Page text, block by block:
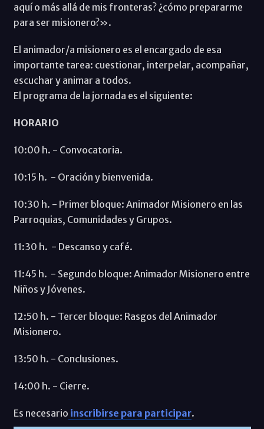
aquí o más allá de mis fronteras? ¿cómo prepararme
para ser misionero?».
El animador/a misionero es el encargado de esa
importante tarea: cuestionar, interpelar, acompañar,
escuchar y animar a todos.
El programa de la jornada es el siguiente:
HORARIO
10:00 h. - Convocatoria.
10:15 h. - Oración y bienvenida.
10:30 h. - Primer bloque: Animador Misionero en las
Parroquias, Comunidades y Grupos.
11:30 h. - Descanso y café.
11:45 h. - Segundo bloque: Animador Misionero entre
Niños y Jóvenes.
12:50 h. - Tercer bloque: Rasgos del Animador
Misionero.
13:50 h. - Conclusiones.
14:00 h. - Cierre.
Es necesario inscribirse para participar.